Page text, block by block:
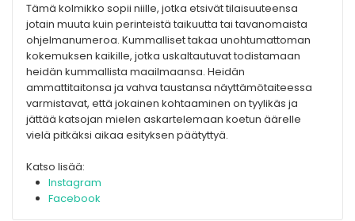
Tämä kolmikko sopii niille, jotka etsivät tilaisuuteensa
jotain muuta kuin perinteistä taikuutta tai tavanomaista
ohjelmanumeroa. Kummalliset takaa unohtumattoman
kokemuksen kaikille, jotka uskaltautuvat todistamaan
heidän kummallista maailmaansa. Heidän
ammattitaitonsa ja vahva taustansa näyttämötaiteessa
varmistavat, että jokainen kohtaaminen on tyylikäs ja
jättää katsojan mielen askartelemaan koetun äärelle
vielä pitkäksi aikaa esityksen päätyttyä.
Katso lisää:
Instagram
Facebook